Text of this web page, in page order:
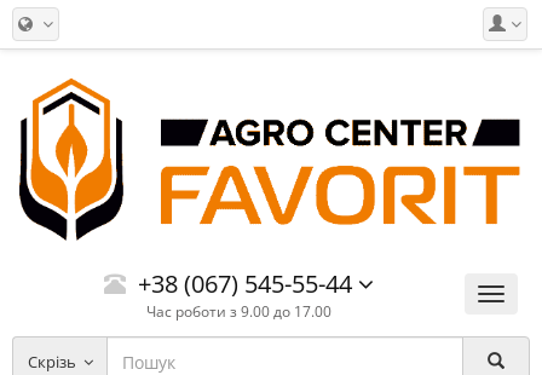
Меню
+38 (067) 545-55-44
Час роботи з 9.00 до 17.00
Скрізь